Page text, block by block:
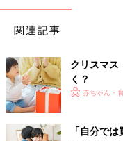
関連記事
クリスマス
く？
赤ちゃん・
「自分で